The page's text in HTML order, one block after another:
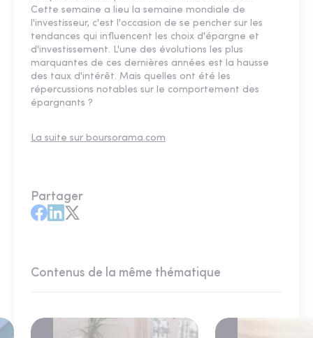
Cette semaine a lieu la semaine mondiale de
l'investisseur, c'est l'occasion de se pencher sur les
tendances qui influencent les choix d'épargne et
d'investissement. L'une des évolutions les plus
marquantes de ces dernières années est la hausse
des taux d'intérêt. Mais quelles ont été les
répercussions notables sur le comportement des
épargnants ?
La suite sur boursorama.com
Partager
Contenus de la même thématique